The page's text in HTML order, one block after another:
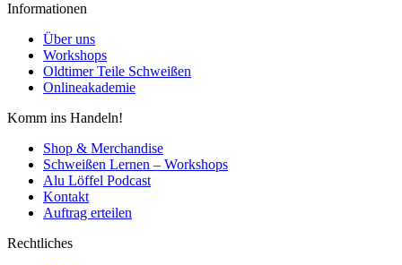
Informationen
Über uns
Workshops
Oldtimer Teile Schweißen
Onlineakademie
Komm ins Handeln!
Shop & Merchandise
Schweißen Lernen – Workshops
Alu Löffel Podcast
Kontakt
Auftrag erteilen
Rechtliches